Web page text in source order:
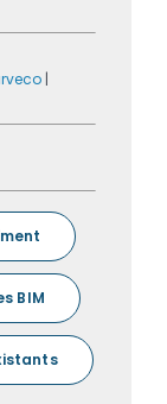
|
BIM